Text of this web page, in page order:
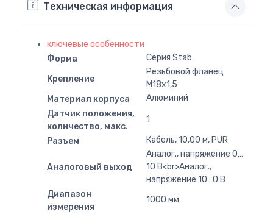
Техническая информация
ключевые особенности
Форма
Серия Stab
Крепление
Резьбовой фланец
M18x1,5
Материал корпуса
Алюминий
Датчик положения,
количество, макс.
1
Разъем Кабель, 10,00 м, PUR
Аналоговый выход
Аналог., напряжение 0…
10 В<br>Аналог.,
напряжение 10…0 В
Диапазон
измерения
1000 мм